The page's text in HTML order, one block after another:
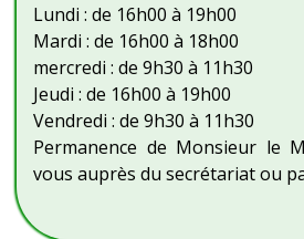
Lundi : de 16h00 à 19h00
Mardi : de 16h00 à 18h00
mercredi : de 9h30 à 11h30
Jeudi : de 16h00 à 19h00
Vendredi : de 9h30 à 11h30
Permanence de Monsieur le
vous auprès du secrétariat ou